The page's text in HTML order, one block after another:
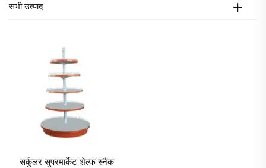
सभी उत्पाद
सर्कुलर सुपरमार्केट शेल्फ स्नैक